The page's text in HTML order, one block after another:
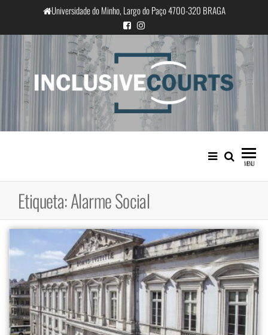
o
conteúdo
Universidade do Minho, Largo do Paço 4700-320 BRAGA
InclusiveCourts
Igualdade e diferença cultural na
prática judicial portuguesa
MENU
Etiqueta:Alarme Social